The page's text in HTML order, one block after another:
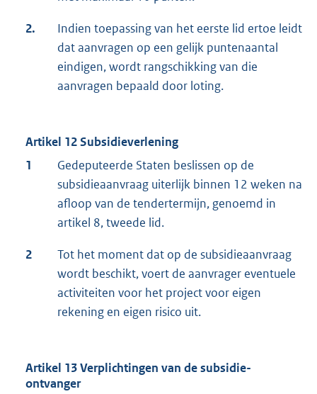
2.
Indien toepassing van het eerste lid ertoe leidt
dat aanvragen op een gelijk puntenaantal
eindigen, wordt rangschikking van die
aanvragen bepaald door loting.
Artikel 12 Subsidieverlening
1
Gedeputeerde Staten beslissen op de
subsidieaanvraag uiterlijk binnen 12 weken na
afloop van de tendertermijn, genoemd in
artikel 8, tweede lid.
2
Tot het moment dat op de subsidieaanvraag
wordt beschikt, voert de aanvrager eventuele
activiteiten voor het project voor eigen
rekening en eigen risico uit.
Artikel 13 Verplichtingen van de subsidie-
ontvanger